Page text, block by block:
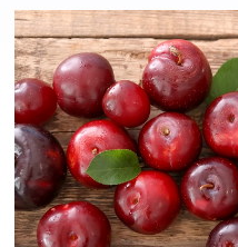
Hračky
a
zábava
pro